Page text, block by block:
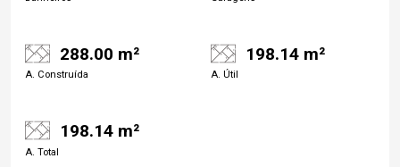
288.00 m²
A. Construída
198.14 m²
A. Útil
198.14 m²
A. Total